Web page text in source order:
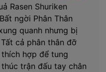
Rasen Shuriken
ngời Phân Thân
quanh nhưng bị
cả phân thân đỡ
hợp để tung
trận đấu tay chân